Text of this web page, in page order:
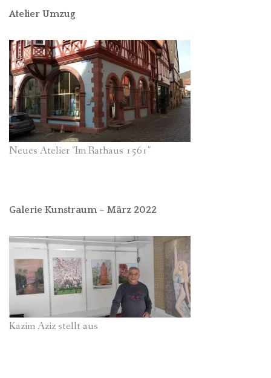
Atelier Umzug
Neues Atelier "Im Rathaus 1561"
Galerie Kunstraum – März 2022
Kazim Aziz stellt aus